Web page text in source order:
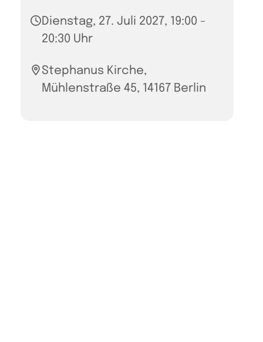
Dienstag, 27. Juli 2027, 19:00 -
20:30 Uhr
Stephanus Kirche,
Mühlenstraße 45, 14167 Berlin